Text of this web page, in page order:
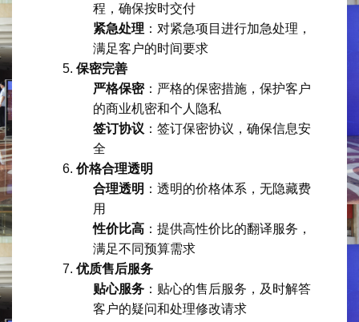
程，确保按时交付
紧急处理 ：对紧急项目进行加急处理，
满足客户的时间要求
保密完善
严格保密：严格的保密措施，保护客户
的商业机密和个人隐私
签订协议 ：签订保密协议，确保信息安
全
价格合理透明
合理透明 ：透明的价格体系，无隐藏费
用
性价比高 ：提供高性价比的翻译服务，
满足不同预算需求
优质售后服务
贴心服务 ：贴心的售后服务，及时解答
客户的疑问和处理修改请求